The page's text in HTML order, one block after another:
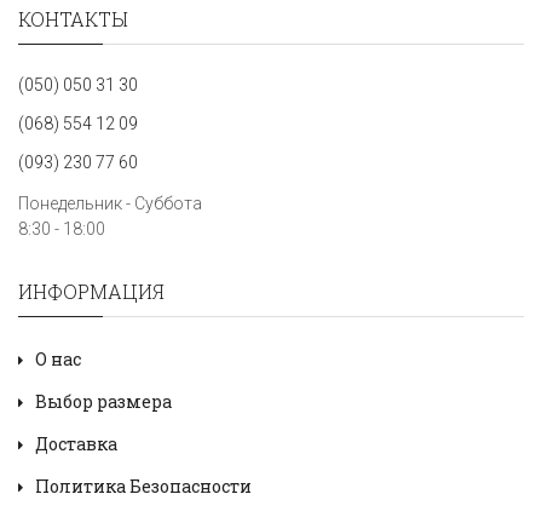
КОНТАКТЫ
(050) 050 31 30
(068) 554 12 09
(093) 230 77 60
Понедельник - Суббота
8:30 - 18:00
ИНФОРМАЦИЯ
О нас
Выбор размера
Доставка
Политика Безопасности